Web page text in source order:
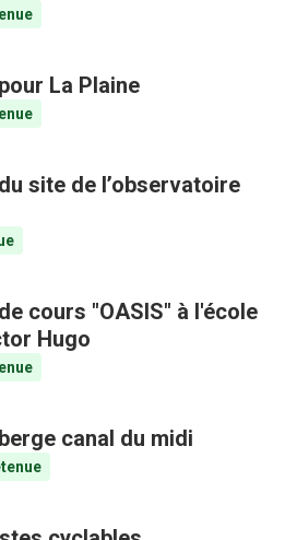
La Plaine
site de l’observatoire
cours "OASIS" à l'école
Hugo
canal du midi